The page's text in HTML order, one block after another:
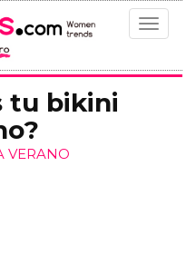
Toggle
tu bikini
VERANO